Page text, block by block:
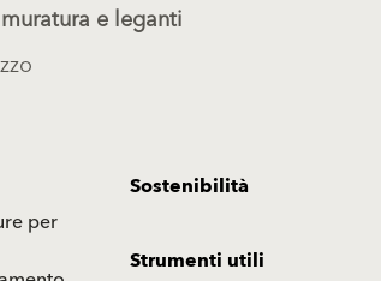
e leganti
per
Sostenibilità
Strumenti utili